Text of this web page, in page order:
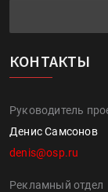
КОНТАКТЫ
Руководитель
Денис Самсонов
denis@osp.ru
Рекламный отдел